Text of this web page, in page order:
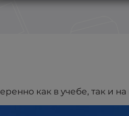
как в учебе, так и